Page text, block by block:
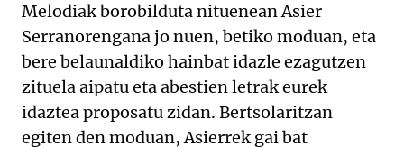
Melodiak borobilduta nituenean Asier
Serranorengana jo nuen, betiko moduan, eta
bere belaunaldiko hainbat idazle ezagutzen
zituela aipatu eta abestien letrak eurek
idaztea proposatu zidan. Bertsolaritzan
egiten den moduan, Asierrek gai bat